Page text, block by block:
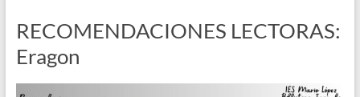
RECOMENDACIONES LECTORAS:
Eragon